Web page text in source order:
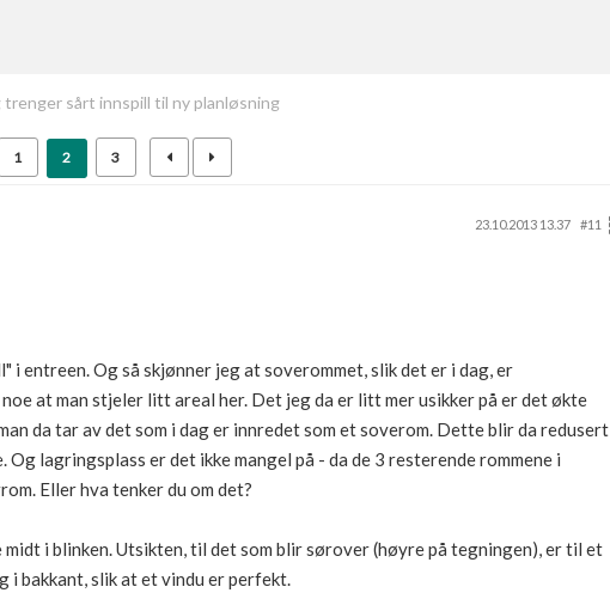
sårt innspill til ny planløsning
1 2 3
23.10.2013 13.37
#11
i entreen. Og så skjønner jeg at soverommet, slik det er i dag, er
at man stjeler litt areal her. Det jeg da er litt mer usikker på er det økte
da tar av det som i dag er innredet som et soverom. Dette blir da redusert
lagringsplass er det ikke mangel på - da de 3 resterende rommene i
Eller hva tenker du om det?
i blinken. Utsikten, til det som blir sørover (høyre på tegningen), er til et
i bakkant, slik at et vindu er perfekt.